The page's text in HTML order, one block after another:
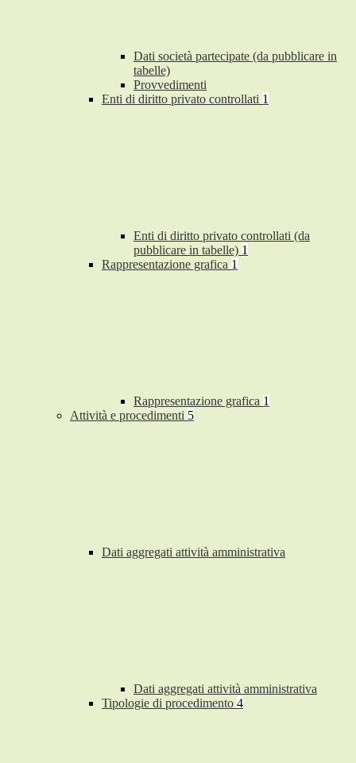
Dati società partecipate (da pubblicare in
tabelle)
Provvedimenti
Enti di diritto privato controllati 1
Enti di diritto privato controllati (da
pubblicare in tabelle) 1
Rappresentazione grafica 1
Rappresentazione grafica 1
Attività e procedimenti 5
Dati aggregati attività amministrativa
Dati aggregati attività amministrativa
Tipologie di procedimento 4